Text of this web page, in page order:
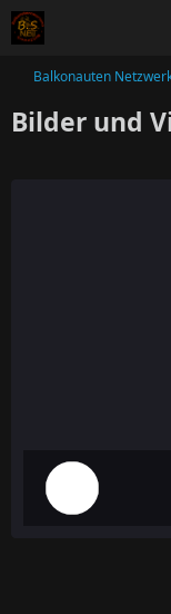
Balkonauten
Bilder und